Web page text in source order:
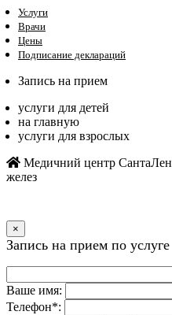
Услуги
Врачи
Цены
Подписание деклараций
Запись на прием
услуги для детей
на главную
услуги для взрослых
Медичний центр СантаЛен
желез
×
Запись на прием по услуге
Ваше имя:
Телефон*: